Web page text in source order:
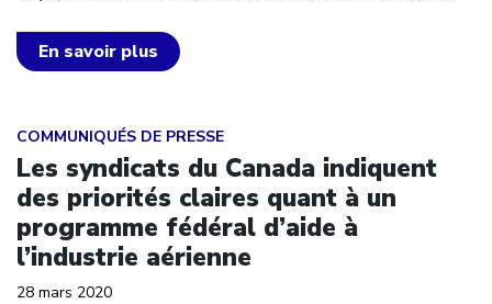
En savoir plus
COMMUNIQUÉS DE PRESSE
Les syndicats du Canada indiquent
des priorités claires quant à un
programme fédéral d’aide à
l’industrie aérienne
28 mars 2020
Click to open the link